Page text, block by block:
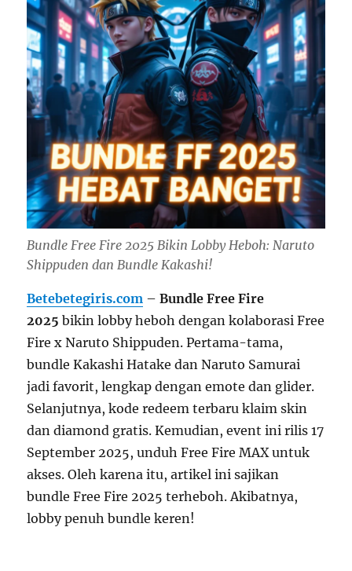
Bundle Free Fire 2025 Bikin Lobby Heboh: Naruto
Shippuden dan Bundle Kakashi!
Betebetegiris.com –Bundle Free Fire
2025 bikin lobby heboh dengan kolaborasi Free
Fire x Naruto Shippuden. Pertama-tama,
bundle Kakashi Hatake dan Naruto Samurai
jadi favorit, lengkap dengan emote dan glider.
Selanjutnya, kode redeem terbaru klaim skin
dan diamond gratis. Kemudian, event ini rilis 17
September 2025, unduh Free Fire MAX untuk
akses. Oleh karena itu, artikel ini sajikan
bundle Free Fire 2025 terheboh. Akibatnya,
lobby penuh bundle keren!